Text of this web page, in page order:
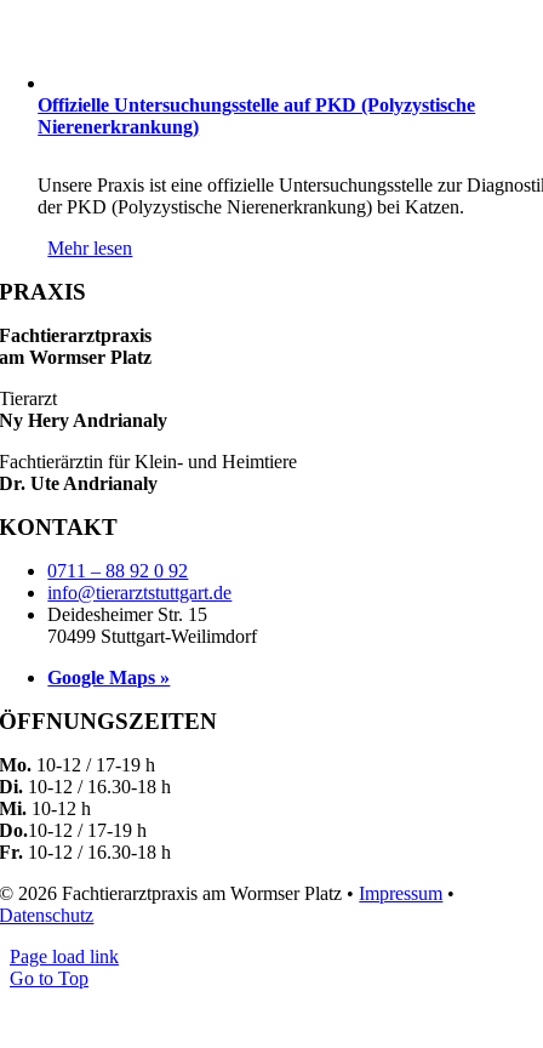
Offizielle Untersuchungsstelle auf PKD (Polyzystische
Nierenerkrankung)
Unsere Praxis ist eine offizielle Untersuchungsstelle zur
der PKD (Polyzystische Nierenerkrankung) bei Katzen.
Mehr lesen
PRAXIS
Fachtierarztpraxis
am Wormser Platz
Tierarzt
Ny Hery Andrianaly
Fachtierärztin für Klein- und Heimtiere
Dr. Ute Andrianaly
KONTAKT
0711 – 88 92 0 92
info@tierarztstuttgart.de
Deidesheimer Str. 15
70499 Stuttgart-Weilimdorf
Google Maps »
ÖFFNUNGSZEITEN
Mo. 10-12 / 17-19 h
Di. 10-12 / 16.30-18 h
Mi. 10-12 h
Do.10-12 / 17-19 h
Fr. 10-12 / 16.30-18 h
© 2026 Fachtierarztpraxis am Wormser Platz •Impressum •
Datenschutz
Page load link
Go to Top